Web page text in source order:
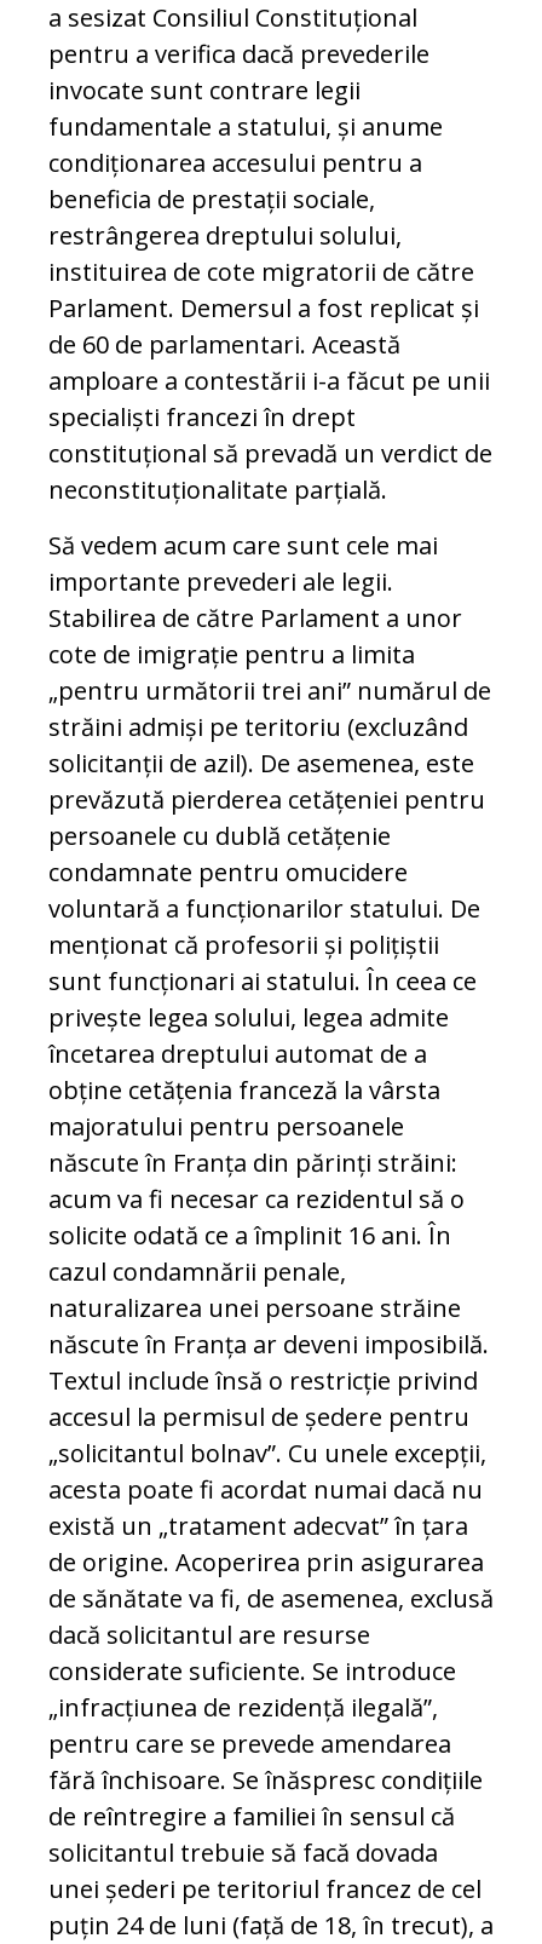
a sesizat Consiliul Constituțional
pentru a verifica dacă prevederile
invocate sunt contrare legii
fundamentale a statului, și anume
condiționarea accesului pentru a
beneficia de prestații sociale,
restrângerea dreptului solului,
instituirea de cote migratorii de către
Parlament. Demersul a fost replicat și
de 60 de parlamentari. Această
amploare a contestării i-a făcut pe unii
specialiști francezi în drept
constituțional să prevadă un verdict de
neconstituționalitate parțială.
Să vedem acum care sunt cele mai
importante prevederi ale legii.
Stabilirea de către Parlament a unor
cote de imigrație pentru a limita
„pentru următorii trei ani” numărul de
străini admiși pe teritoriu (excluzând
solicitanții de azil). De asemenea, este
prevăzută pierderea cetățeniei pentru
persoanele cu dublă cetățenie
condamnate pentru omucidere
voluntară a funcționarilor statului. De
menționat că profesorii și polițiștii
sunt funcționari ai statului. În ceea ce
privește legea solului, legea admite
încetarea dreptului automat de a
obține cetățenia franceză la vârsta
majoratului pentru persoanele
născute în Franța din părinți străini:
acum va fi necesar ca rezidentul să o
solicite odată ce a împlinit 16 ani. În
cazul condamnării penale,
naturalizarea unei persoane străine
născute în Franța ar deveni imposibilă.
Textul include însă o restricție privind
accesul la permisul de ședere pentru
„solicitantul bolnav”. Cu unele excepții,
acesta poate fi acordat numai dacă nu
există un „tratament adecvat” în țara
de origine. Acoperirea prin asigurarea
de sănătate va fi, de asemenea, exclusă
dacă solicitantul are resurse
considerate suficiente. Se introduce
„infracțiunea de rezidență ilegală”,
pentru care se prevede amendarea
fără închisoare. Se înăspresc condițiile
de reîntregire a familiei în sensul că
solicitantul trebuie să facă dovada
unei șederi pe teritoriul francez de cel
puțin 24 de luni (față de 18, în trecut), a